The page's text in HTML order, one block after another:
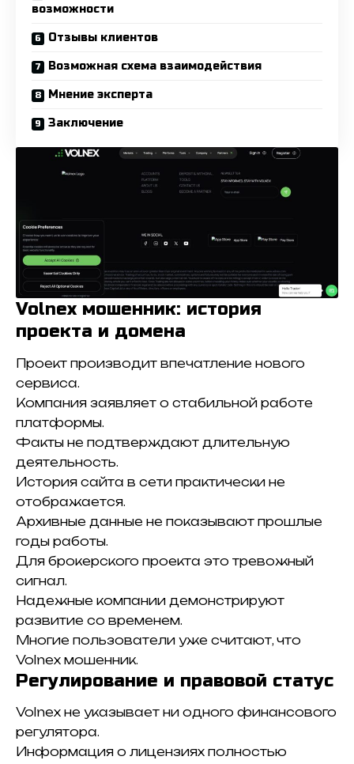
возможности
Отзывы клиентов
Возможная схема взаимодействия
Мнение эксперта
Заключение
Volnex мошенник: история
проекта и домена
Проект производит впечатление нового
сервиса.
Компания заявляет о стабильной работе
платформы.
Факты не подтверждают длительную
деятельность.
История сайта в сети практически не
отображается.
Архивные данные не показывают прошлые
годы работы.
Для брокерского проекта это тревожный
сигнал.
Надежные компании демонстрируют
развитие со временем.
Многие пользователи уже считают, что
Volnex мошенник.
Регулирование и правовой статус
Volnex не указывает ни одного финансового
регулятора.
Информация о лицензиях полностью